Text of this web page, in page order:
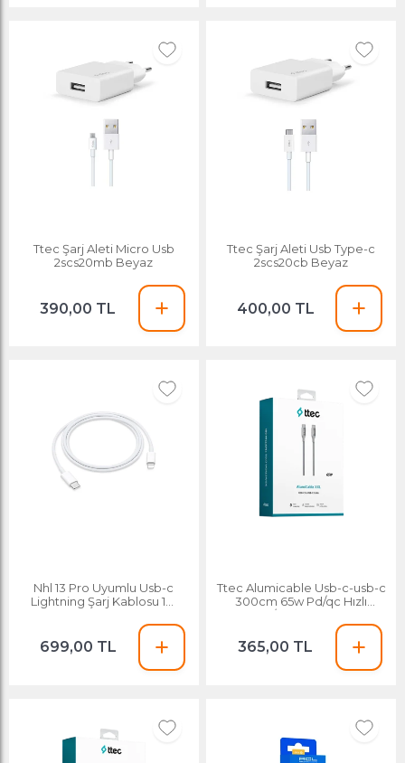
Ttec Şarj Aleti Micro Usb
2scs20mb Beyaz
390,00 TL
Ttec Şarj Aleti Usb Type-c
2scs20cb Beyaz
400,00 TL
Nhl 13 Pro Uyumlu Usb-c
Lightning Şarj Kablosu 1m
699,00 TL
Ttec Alumicable Usb-c-usb-c
300cm 65w Pd/qc Hızlı
Şarj/data Kablosu
365,00 TL